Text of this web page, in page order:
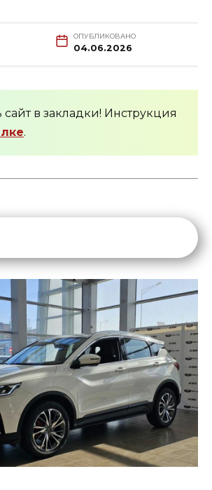
ОПУБЛИКОВАНО
04.06.2026
в закладки! Инструкция
.